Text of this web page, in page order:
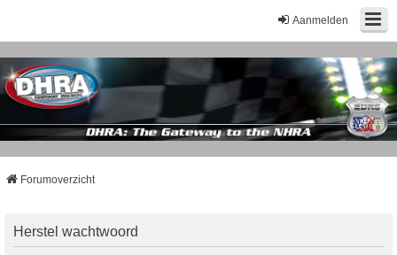
Aanmelden
Forumoverzicht
Herstel wachtwoord